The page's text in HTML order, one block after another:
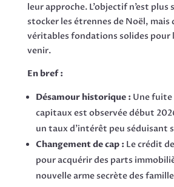
leur approche. L’objectif n’est plus
stocker les étrennes de Noël, mais
véritables fondations solides pour
venir.
En bref :
Désamour historique : Une fuite
capitaux est observée début
un taux d’intérêt peu séduisant
Changement de cap : Le crédit
pour acquérir des parts
nouvelle arme secrète des